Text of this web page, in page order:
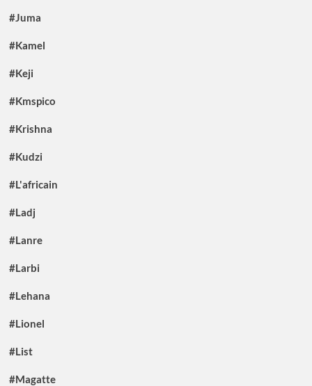
#Juma
#Kamel
#Keji
#Kmspico
#Krishna
#Kudzi
#L'africain
#Ladj
#Lanre
#Larbi
#Lehana
#Lionel
#List
#Magatte